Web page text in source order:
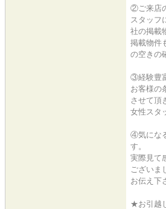
②ご来店
スタッフ
社の掲載
掲載物件
の空きの
③経験豊
お客様の
させて頂
女性スタ
④気にな
す。
実際見て
ございま
お伝え下
★お引越